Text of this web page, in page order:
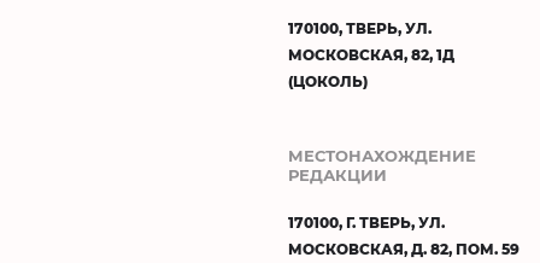
170100, ТВЕРЬ, УЛ.
МОСКОВСКАЯ, 82, 1Д
(ЦОКОЛЬ)
МЕСТОНАХОЖДЕНИЕ
РЕДАКЦИИ
170100, Г. ТВЕРЬ, УЛ.
МОСКОВСКАЯ, Д. 82, ПОМ. 59